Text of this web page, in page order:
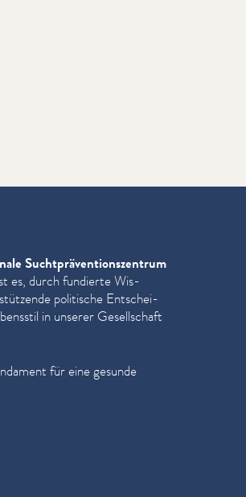
Sucht­präven­tion­szen­trum
es, durch fundierte Wis­
politische Entschei­
in unserer Gesellschaft
für eine gesunde